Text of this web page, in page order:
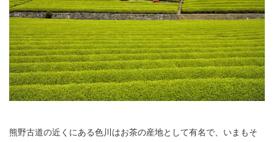
熊野古道の近くにある色川はお茶の産地として有名で、いまもそ